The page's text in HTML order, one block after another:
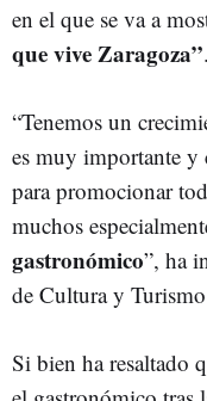
en el que se va a
que vive Zaragoza”.
“Tenemos un
es muy importante y
para promocionar
muchos
gastronómico”, ha
de Cultura y
Si bien ha resaltado